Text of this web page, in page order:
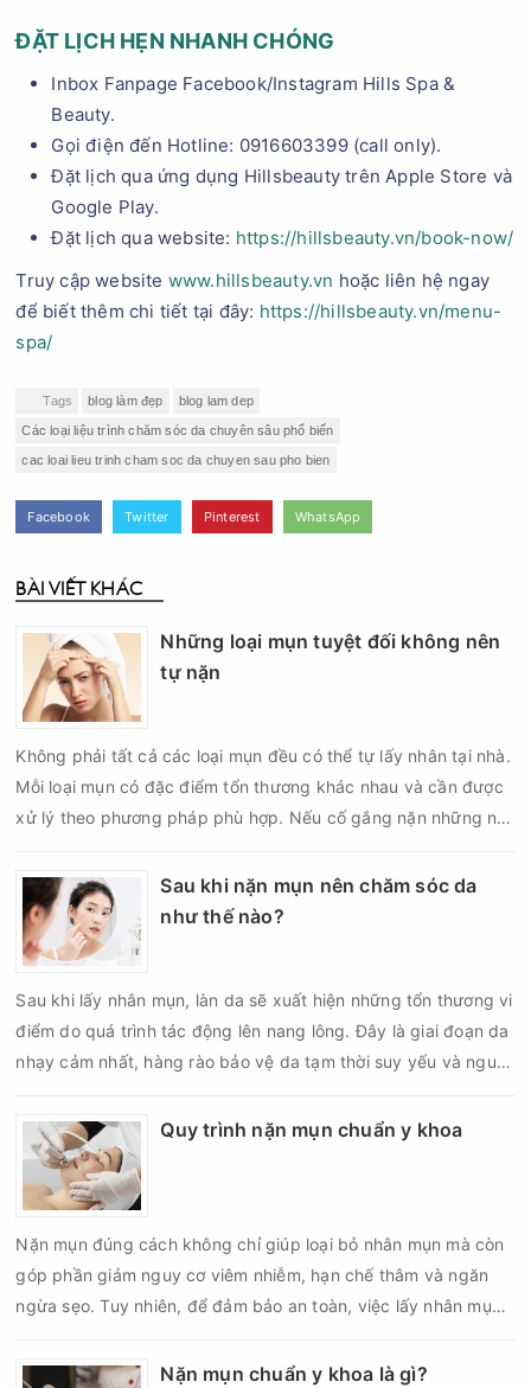
ĐẶT LỊCH HẸN NHANH CHÓNG
Inbox Fanpage Facebook/Instagram Hills Spa &
Beauty.
Gọi điện đến Hotline: 0916603399 (call only).
Đặt lịch qua ứng dụng Hillsbeauty trên Apple Store và
Google Play.
Đặt lịch qua website: https://hillsbeauty.vn/book-now/
Truy cập website www.hillsbeauty.vn hoặc liên hệ ngay
để biết thêm chi tiết tại đây: https://hillsbeauty.vn/menu-
spa/
Tags blog làm đẹp blog lam dep
Các loại liệu trình chăm sóc da chuyên sâu phổ biến
cac loai lieu trinh cham soc da chuyen sau pho bien
Facebook Twitter Pinterest WhatsApp
BÀI VIẾT KHÁC
Những loại mụn tuyệt đối không nên
tự nặn
Không phải tất cả các loại mụn đều có thể tự lấy nhân tại nhà.
Mỗi loại mụn có đặc điểm tổn thương khác nhau và cần được
xử lý theo phương pháp phù hợp. Nếu cố gắng nặn những nốt
nên nghiêm trọng hơn, làm tăng nguy cơ nhiễm trùng, để lại
thâm hoặc sẹo khó phục hồi.
Sau khi nặn mụn nên chăm sóc da
như thế nào?
Sau khi lấy nhân mụn, làn da sẽ xuất hiện những tổn thương vi
điểm do quá trình tác động lên nang lông. Đây là giai đoạn da
nhạy cảm nhất, hàng rào bảo vệ da tạm thời suy yếu và nguy
nếu chăm sóc không đúng cách. Chính vì vậy, việc chăm sóc
da sau nặn mụn không chỉ giúp vùng da hồi phục nhanh hơn
mà còn góp phần giảm nguy cơ tái phát mụn và hạn chế các
biến chứng về sau.
Quy trình nặn mụn chuẩn y khoa
Nặn mụn đúng cách không chỉ giúp loại bỏ nhân mụn mà còn
góp phần giảm nguy cơ viêm nhiễm, hạn chế thâm và ngăn
ngừa sẹo. Tuy nhiên, để đảm bảo an toàn, việc lấy nhân mụn
đủ các bước vô khuẩn và chăm sóc sau điều trị.
Nặn mụn chuẩn y khoa là gì?